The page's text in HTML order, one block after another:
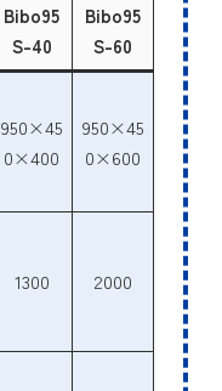
Bibo95
S-40
Bibo95
S-60
950×45
0×400
950×45
0×600
1300 2000